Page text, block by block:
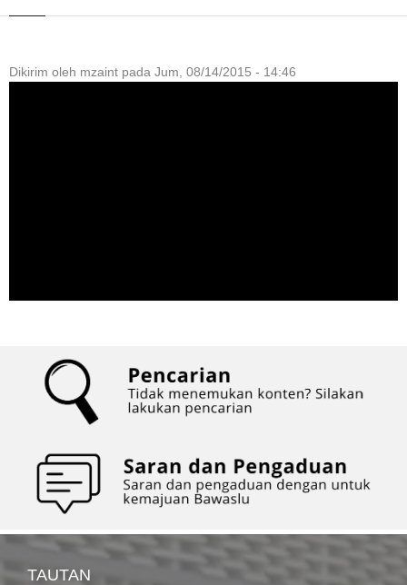
Dikirim oleh mzaint pada Jum, 08/14/2015 - 14:46
TAUTAN